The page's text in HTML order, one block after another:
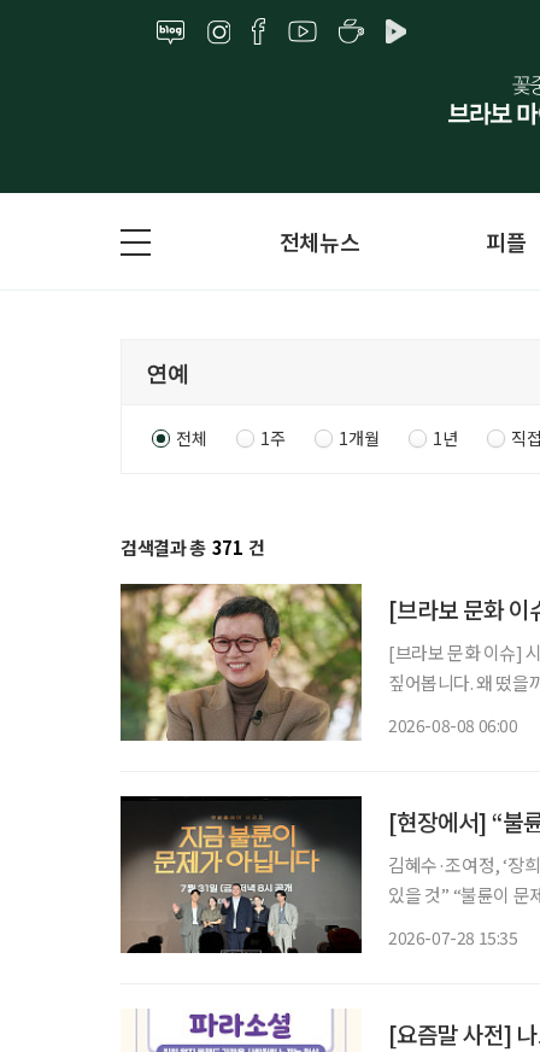
전체뉴스 피플
전체 1주 1개월 1년 직
검색결과 총 371 건
[브라보 문화 이
[브라보 문화 이슈]
짚어봅니다. 왜 떴을까? 유방암 투병을 겪고 지난해 방송에 복귀한 개그우먼 박미선이 더욱
2026-08-08 06:00
[현장에서] “불
김혜수·조여정, ‘장희빈’ 이후 24년 만에
있을 것” “불륜이 문제가 아니라면 도대체 무엇이 문제일까?” 완벽해 보이던 두 가족의 일상
2026-07-28 15:35
[요즘말 사전]